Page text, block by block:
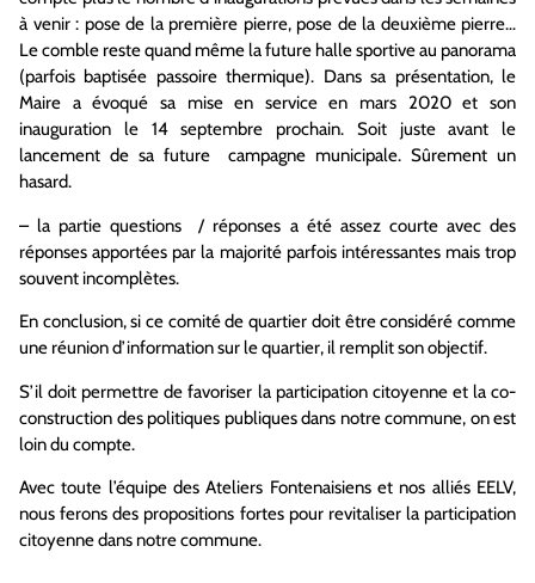
à venir : pose de la première pierre, pose de la deuxième pierre…
Le comble reste quand même la future halle sportive au panorama
(parfois baptisée passoire thermique). Dans sa présentation, le
Maire a évoqué sa mise en service en mars 2020 et son
inauguration le 14 septembre prochain. Soit juste avant le
lancement de sa future campagne municipale. Sûrement un
hasard.
– la partie questions / réponses a été assez courte avec des
réponses apportées par la majorité parfois intéressantes mais trop
souvent incomplètes.
En conclusion, si ce comité de quartier doit être considéré comme
une réunion d’information sur le quartier, il remplit son objectif.
S’il doit permettre de favoriser la participation citoyenne et la co-
construction des politiques publiques dans notre commune, on est
loin du compte.
Avec toute l’équipe des Ateliers Fontenaisiens et nos alliés EELV,
nous ferons des propositions fortes pour revitaliser la participation
citoyenne dans notre commune.